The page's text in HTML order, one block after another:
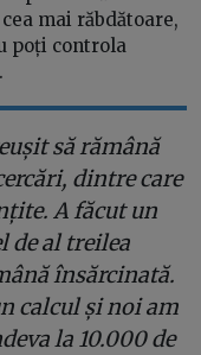
mai răbdătoare,
poți controla
să rămână
dintre care
A făcut un
de al treilea
însărcinată.
calcul și noi am
la 10.000 de